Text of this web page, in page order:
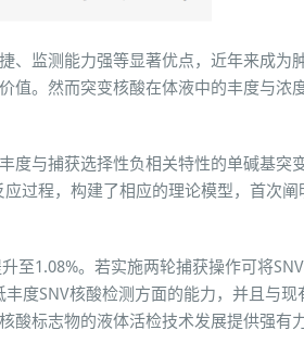
、监测能力强等显著优点，近年来成
值。然而突变核酸在体液中的丰度与
度与捕获选择性负相关特性的单碱基
过程，构建了相应的理论模型，首次
至1.08%。若实施两轮捕获操作可将
度SNV核酸检测方面的能力，并且与
标志物的液体活检技术发展提供强有力